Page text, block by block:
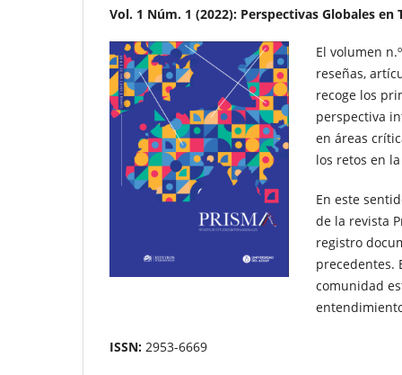
Vol. 1 Núm. 1 (2022): Perspectivas Globales en
El volumen
reseñas,
recoge los
perspectiva
en áreas
los retos en
En este
de la revista
registro
precedentes.
comunidad
ISSN: 2953-6669